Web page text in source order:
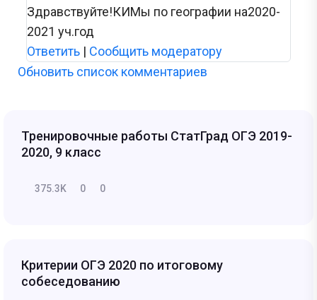
Здравствуйте!КИМы по географии на2020-
2021 уч.год
Ответить | Сообщить модератору
Обновить список комментариев
Тренировочные работы СтатГрад ОГЭ 2019-
2020, 9 класс
375.3K 0 0
Критерии ОГЭ 2020 по итоговому
собеседованию